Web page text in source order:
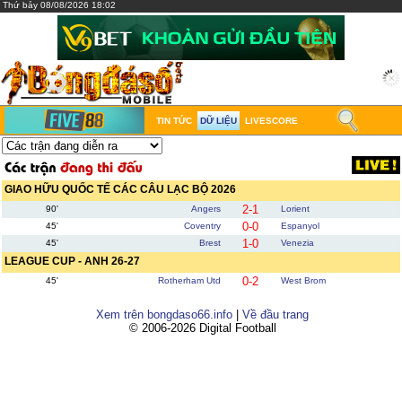
Thứ bảy 08/08/2026 18:02
TIN TỨC DỮ LIỆU LIVESCORE
GIAO HỮU QUỐC TẾ CÁC CÂU LẠC BỘ 2026
90' Angers 2-1
Lorient
45'
Coventry 0-0
Espanyol
45'
Brest 1-0 Venezia
LEAGUE CUP - ANH 26-27
45' Rotherham Utd 0-2 West Brom
Xem trên bongdaso66.info
Về đầu trang
© 2006-2026 Digital Football